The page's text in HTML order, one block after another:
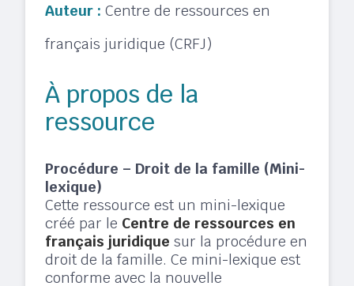
Auteur : Centre de ressources en
français juridique (CRFJ)
À propos de la
ressource
Procédure – Droit de la famille (Mini-
lexique)
Cette ressource est un mini-lexique
créé par le Centre de ressources en
français juridique sur la procédure en
droit de la famille. Ce mini-lexique est
conforme avec la nouvelle